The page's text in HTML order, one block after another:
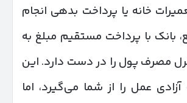
خانه یا پرداخت بدهی انجام
بانک با پرداخت مستقیم مبلغ به
مصرف پول را در دست دارد. این
عمل را از شما می‌گیرد، اما